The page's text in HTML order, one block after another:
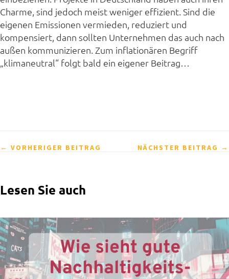
Charme, sind jedoch meist weniger effizient. Sind die
eigenen Emissionen vermieden, reduziert und
kompensiert, dann sollten Unternehmen das auch nach
außen kommunizieren. Zum inflationären Begriff
„klimaneutral“ folgt bald ein eigener Beitrag…
← VORHERIGER BEITRAG NÄCHSTER BEITRAG →
Lesen Sie auch